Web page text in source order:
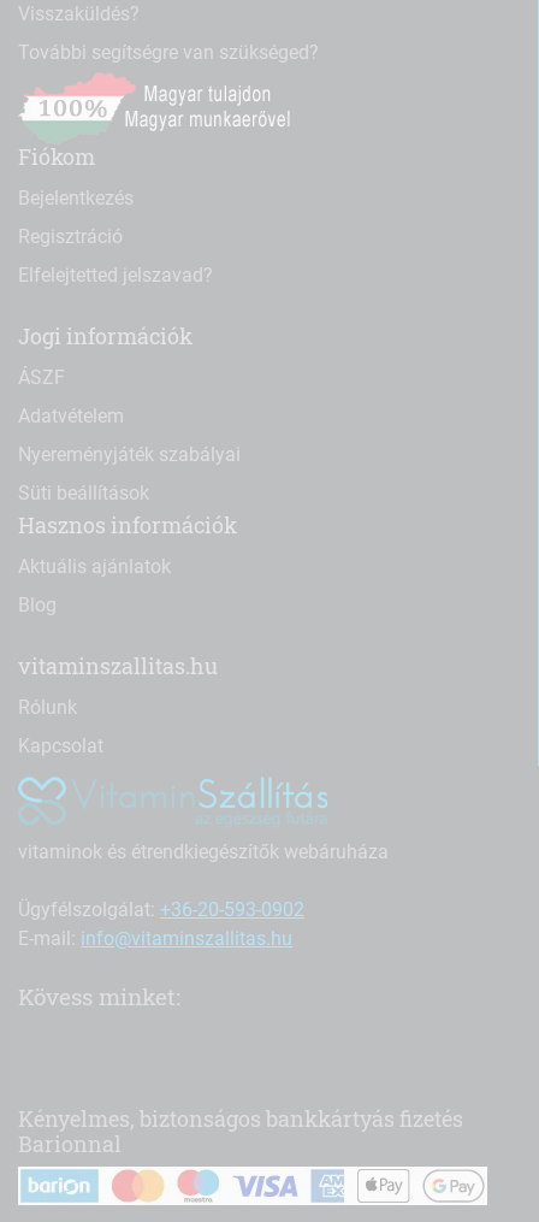
Visszaküldés?
További segítségre van szükséged?
Fiókom
Bejelentkezés
Regisztráció
Elfelejtetted jelszavad?
Jogi információk
ÁSZF
Adatvételem
Nyereményjáték szabályai
Süti beállítások
Hasznos információk
Aktuális ajánlatok
Blog
vitaminszallitas.hu
Rólunk
Kapcsolat
vitaminok és étrendkiegészítők webáruháza
Ügyfélszolgálat: +36-20-593-0902
E-mail: info@vitaminszallitas.hu
Kövess minket:
Kényelmes, biztonságos bankkártyás fizetés
Barionnal